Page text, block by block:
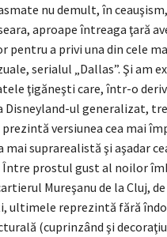
nu demult, în
aproape întreaga ţară
pentru a privi una din cele
serialul „Dallas”. Şi am
ţigăneşti care, într-o
Disneyland-ul generalizat,
versiunea cea mai
mai suprarealistă şi aşadar
Între prostul gust al noilor
Mureşanu de la Cluj,
ultimele reprezintă fără
(cuprinzând şi